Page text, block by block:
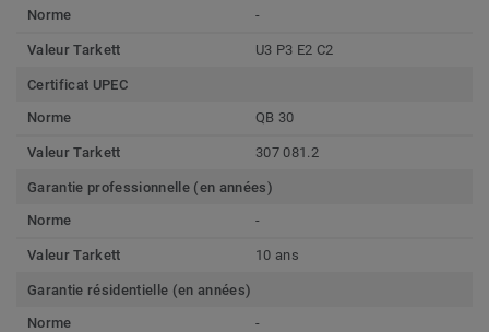
Norme
-
Valeur Tarkett U3 P3 E2 C2
Certificat UPEC
Norme
QB 30
Valeur Tarkett 307 081.2
Garantie professionnelle (en années)
Norme
-
Valeur Tarkett 10 ans
Garantie résidentielle (en années)
Norme
-